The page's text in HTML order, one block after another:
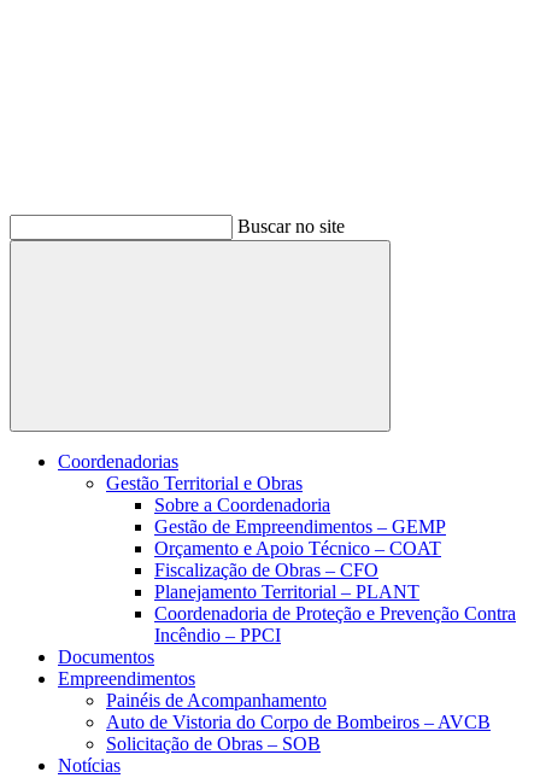
Buscar no site
Buscar
Coordenadorias
Gestão Territorial e Obras
Sobre a Coordenadoria
Gestão de Empreendimentos – GEMP
Orçamento e Apoio Técnico – COAT
Fiscalização de Obras – CFO
Planejamento Territorial – PLANT
Coordenadoria de Proteção e Prevenção Contra
Incêndio – PPCI
Documentos
Empreendimentos
Painéis de Acompanhamento
Auto de Vistoria do Corpo de Bombeiros – AVCB
Solicitação de Obras – SOB
Notícias